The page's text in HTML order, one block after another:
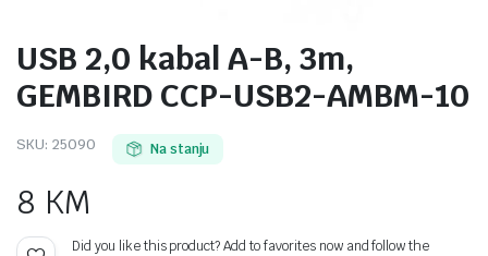
USB 2,0 kabal A-B, 3m,
GEMBIRD CCP-USB2-AMBM-10
SKU: 25090 Na stanju
8 KM
Did you like this product? Add to favorites now and follow the